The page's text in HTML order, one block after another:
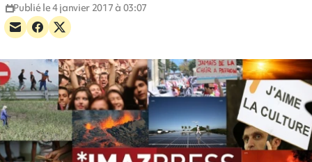
Publié le 4 janvier 2017 à 03:07